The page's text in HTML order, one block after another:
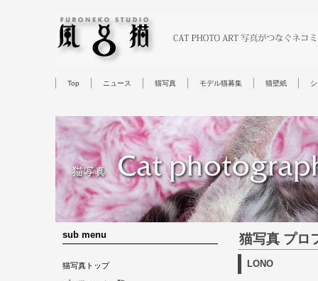
Top ニュース 猫写真 モデル猫募集 猫壁紙
猫写真 プロ
LONO
sub menu
猫写真トップ